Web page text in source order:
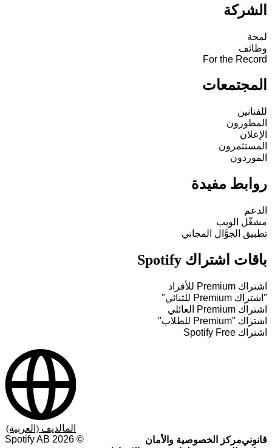
الشركة
لمحة
وظائف
For the Record
المجتمعات
للفنانين
المطورون
الإعلان
المستثمرون
الموردون
روابط مفيدة
الدعم
مشغّل الويب
تطبيق الجوَّال المجاني
باقات اشتراك Spotify
اشتراك Premium للأفراد
"اشتراك Premium للثنائي"
اشتراك Premium العائلي
اشتراك "Premium للطلاب"
اشتراك Spotify Free
قانونيمركز الخصوصية والأمان
©
2026
المالديف (العربية)